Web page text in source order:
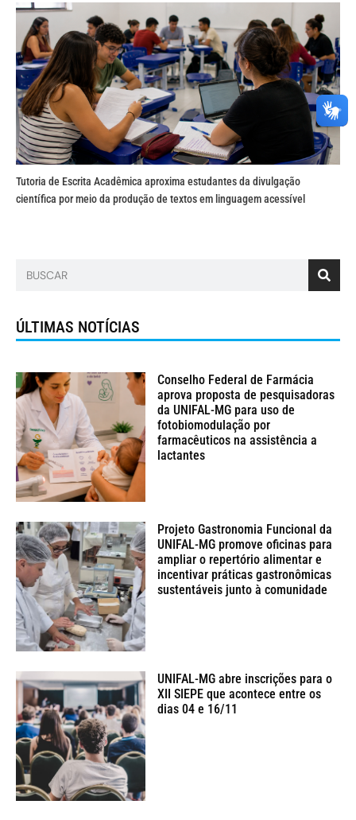
Tutoria de Escrita Acadêmica aproxima estudantes da divulgação
científica por meio da produção de textos em linguagem acessível
ÚLTIMAS NOTÍCIAS
Conselho Federal de Farmácia
aprova proposta de pesquisadoras
da UNIFAL-MG para uso de
fotobiomodulação por
farmacêuticos na assistência a
lactantes
Projeto Gastronomia Funcional da
UNIFAL-MG promove oficinas para
ampliar o repertório alimentar e
incentivar práticas gastronômicas
sustentáveis junto à comunidade
UNIFAL-MG abre inscrições para o
XII SIEPE que acontece entre os
dias 04 e 16/11